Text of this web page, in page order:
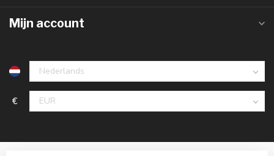
Mijn account
€